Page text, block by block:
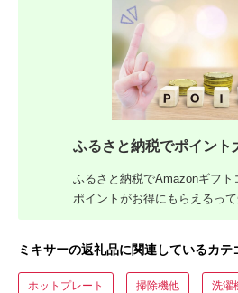
ふるさと納税でポイント
ふるさと納税でAmazonギフト
ポイントがお得にもらえるっ
ミキサーの返礼品に関連しているカテ
ホットプレート 掃除機他 洗濯